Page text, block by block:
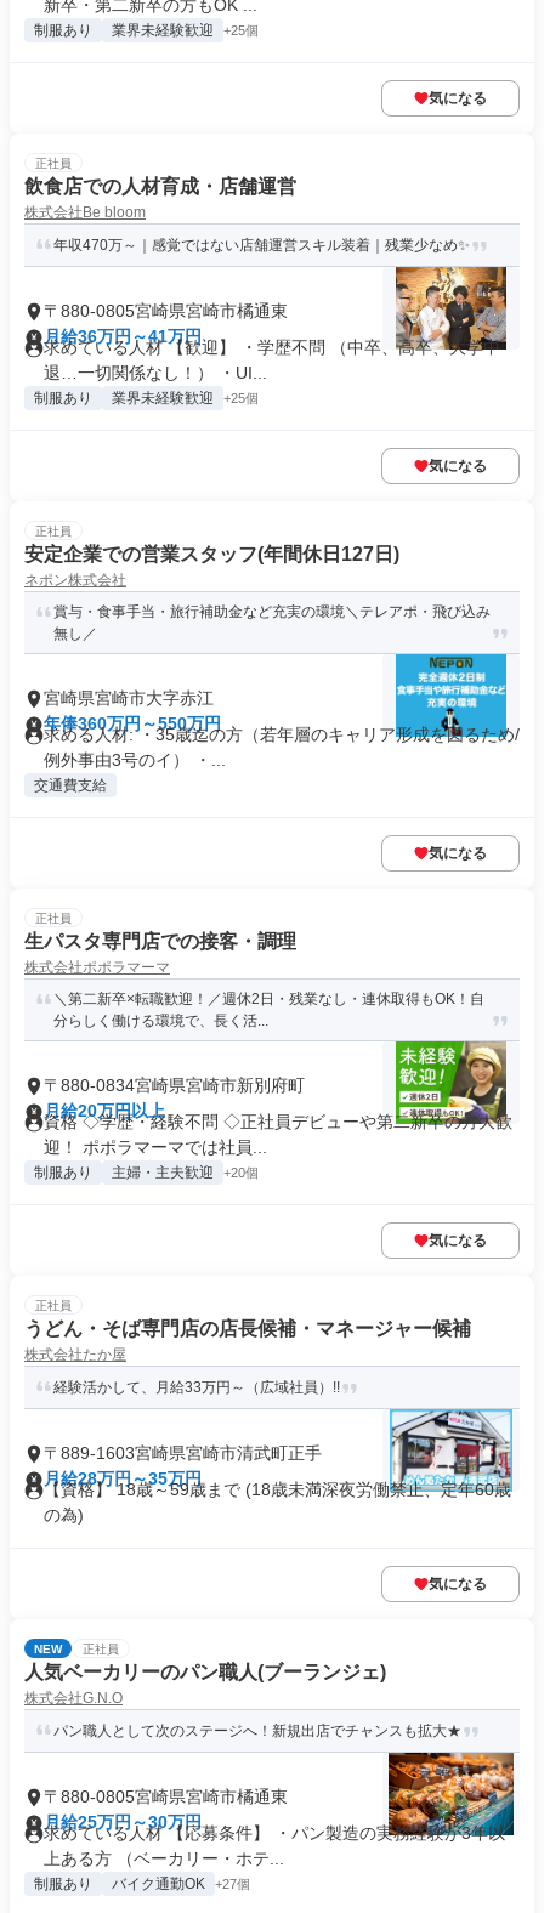
新卒・第二新卒の方もOK ...
制服あり 業界未経験歓迎 +25個
気になる
正社員
飲食店での人材育成・店舗運営
株式会社Be bloom
年収470万～｜感覚ではない店舗運営スキル装着｜残業少なめ✨
〒880-0805宮崎県宮崎市橘通東
月給36万円～41万円
求めている人材 【歓迎】 ・学歴不問 （中卒、高卒、大学中
退…一切関係なし！） ・UI...
制服あり 業界未経験歓迎 +25個
気になる
正社員
安定企業での営業スタッフ(年間休日127日)
ネポン株式会社
賞与・食事手当・旅行補助金など充実の環境＼テレアポ・飛び込み
無し／
宮崎県宮崎市大字赤江
年俸360万円～550万円
求める人材: ・35歳迄の方（若年層のキャリア形成を図るため/
例外事由3号のイ） ・...
交通費支給
気になる
正社員
生パスタ専門店での接客・調理
株式会社ポポラマーマ
＼第二新卒×転職歓迎！／週休2日・残業なし・連休取得もOK！自
分らしく働ける環境で、長く活...
〒880-0834宮崎県宮崎市新別府町
月給20万円以上
資格 ◇学歴・経験不問 ◇正社員デビューや第二新卒の方大歓
迎！ ポポラマーマでは社員...
制服あり 主婦・主夫歓迎 +20個
気になる
正社員
うどん・そば専門店の店長候補・マネージャー候補
株式会社たか屋
経験活かして、月給33万円～（広域社員）!!
〒889-1603宮崎県宮崎市清武町正手
月給28万円～35万円
【資格】 18歳～59歳まで (18歳未満深夜労働禁止、定年60歳
の為)
気になる
NEW 正社員
人気ベーカリーのパン職人(ブーランジェ)
株式会社G.N.O
パン職人として次のステージへ！新規出店でチャンスも拡大★
〒880-0805宮崎県宮崎市橘通東
月給25万円～30万円
求めている人材 【応募条件】 ・パン製造の実務経験が3年以
上ある方 （ベーカリー・ホテ...
制服あり バイク通勤OK +27個